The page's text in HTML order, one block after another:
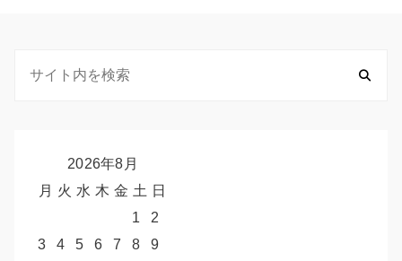
2026年8月
月 火 水 木 金 土 日
1
2
3
4 5 6 7 8
9